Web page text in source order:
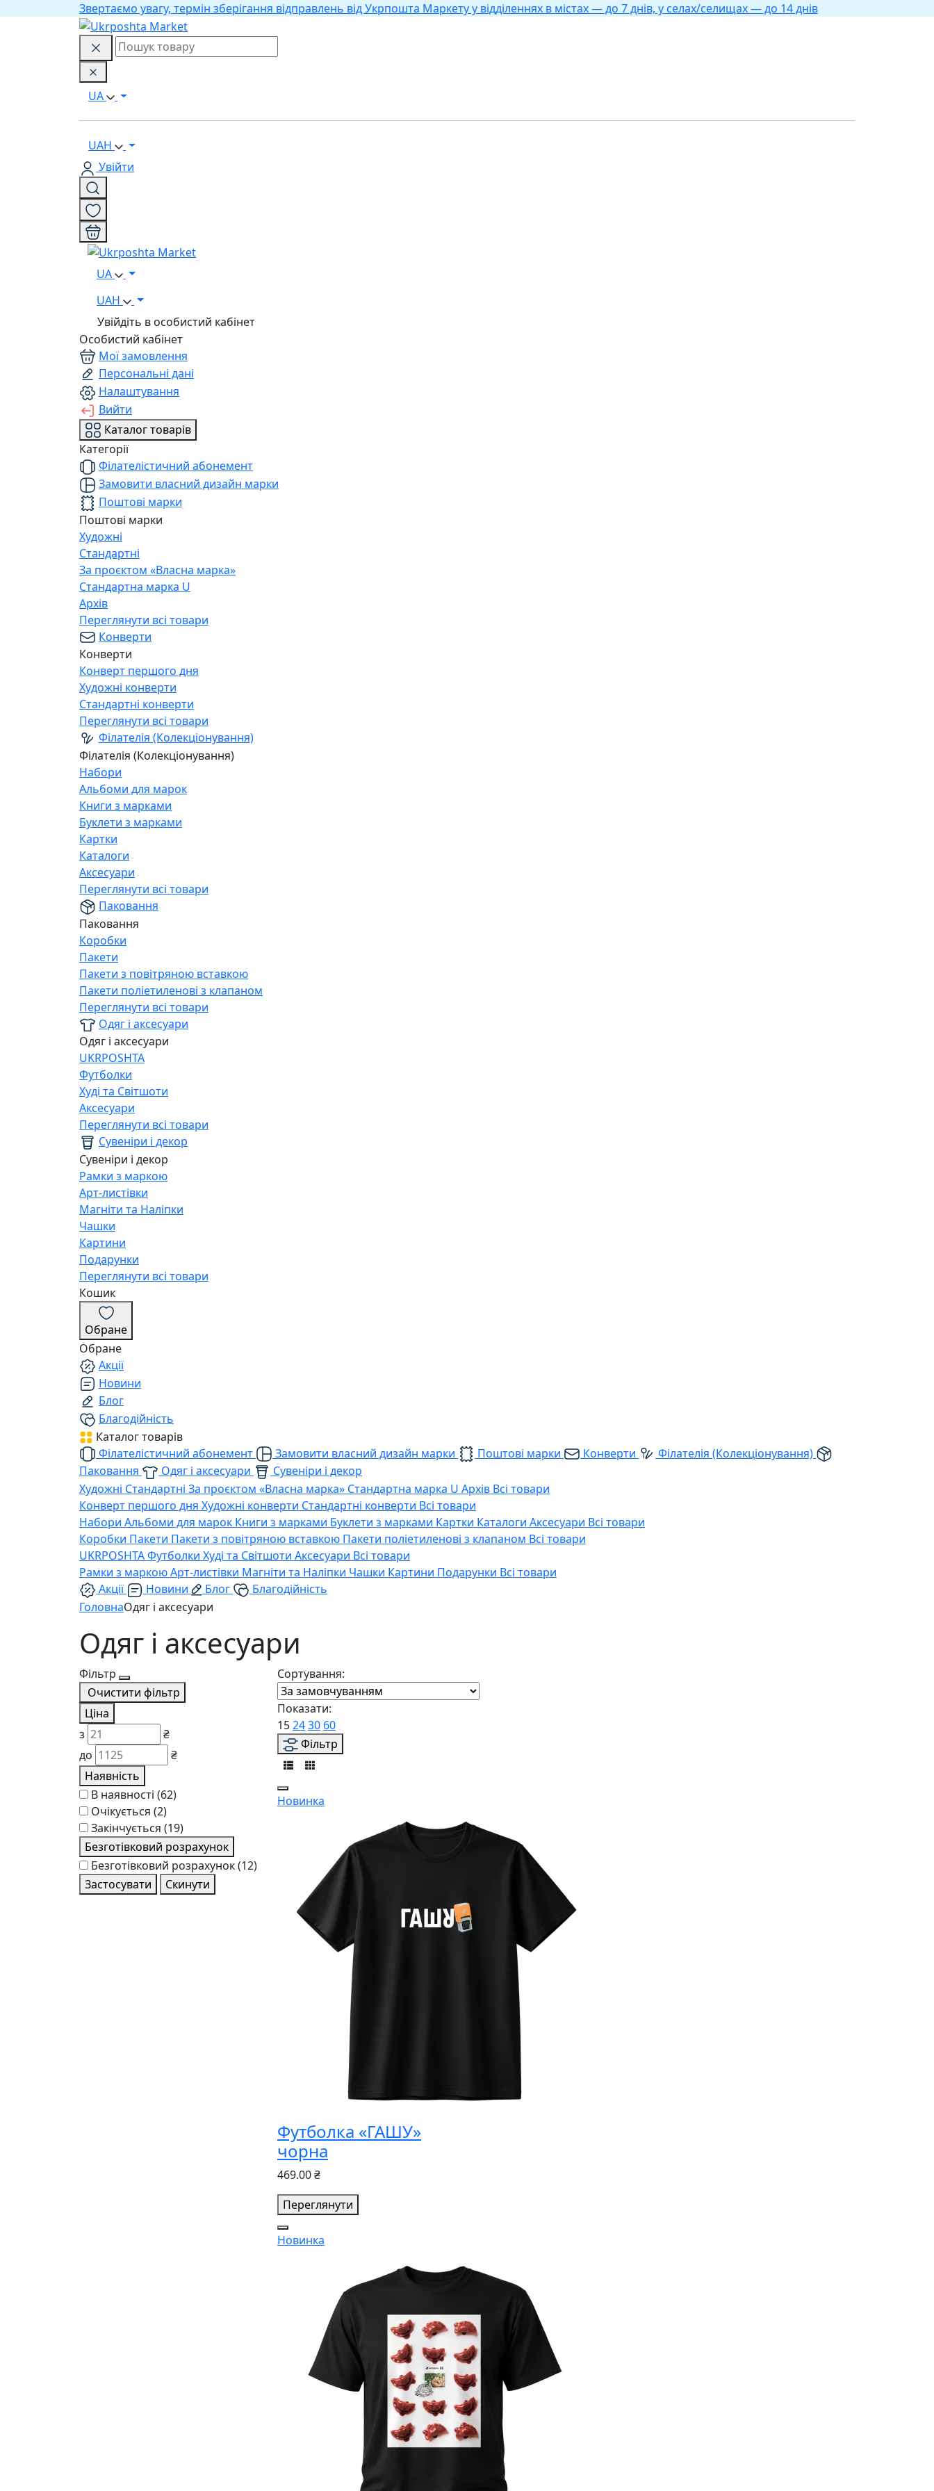
Звертаємо увагу, термін зберігання відправлень від Укрпошта Маркету у відділеннях в містах — до 7 днів, у селах/селищах — до 14 днів
UA
UAH
Увійти
UA
UAH
Увійдіть в особистий кабінет
Особистий кабінет
Мої замовлення
Персональні дані
Налаштування
Вийти
Каталог товарів
Категорії
Філателістичний абонемент
Замовити власний дизайн марки
Поштові марки
Поштові марки
Художні
Стандартні
За проєктом «Власна марка»
Стандартна марка U
Архів
Переглянути всі товари
Конверти
Конверти
Конверт першого дня
Художні конверти
Стандартні конверти
Переглянути всі товари
Філателія (Колекціонування)
Філателія (Колекціонування)
Набори
Альбоми для марок
Книги з марками
Буклети з марками
Картки
Каталоги
Аксесуари
Переглянути всі товари
Паковання
Паковання
Коробки
Пакети
Пакети з повітряною вставкою
Пакети поліетиленові з клапаном
Переглянути всі товари
Одяг і аксесуари
Одяг і аксесуари
UKRPOSHTA
Футболки
Худі та Світшоти
Аксесуари
Переглянути всі товари
Сувеніри і декор
Сувеніри і декор
Рамки з маркою
Арт-листівки
Магніти та Наліпки
Чашки
Картини
Подарунки
Переглянути всі товари
Кошик
Обране
Обране
Акції
Новини
Блог
Благодійність
Каталог товарів
Філателістичний абонемент
Замовити власний дизайн марки Поштові марки Конверти
Філателія (Колекціонування)
Паковання
Одяг і аксесуари
Сувеніри і декор
Художні Стандартні За проєктом «Власна марка» Стандартна марка U Архів Всі товари
Конверт першого дня Художні конверти Стандартні конверти Всі товари
Набори Альбоми для марок Книги з марками Буклети з марками Картки Каталоги Аксесуари Всі товари
Коробки Пакети Пакети з повітряною вставкою Пакети поліетиленові з клапаном Всі товари
UKRPOSHTAФутболки Худі та Світшоти Аксесуари Всі товари
Рамки з маркоюАрт-листівки Магніти та Наліпки Чашки Картини Подарунки Всі товари
Акції
Новини Блог
Благодійність
ГоловнаОдяг і аксесуари
Одяг і аксесуари
Фільтр
Очистити фільтр
Ціна
з
₴
до
₴
Наявність
В наявності (62)
Очікується (2)
Закінчується (19)
Безготівковий розрахунок
Безготівковий розрахунок(12)
Застосувати
Скинути
Сортування:
Показати:
152430 60
Фільтр
Новинка
Футболка «ГАШУ»
чорна
469.00 ₴
Переглянути
Новинка